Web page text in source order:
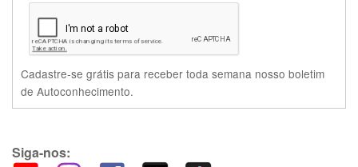
Cadastre-se grátis para receber toda semana nosso boletim
de Autoconhecimento.
Siga-nos: